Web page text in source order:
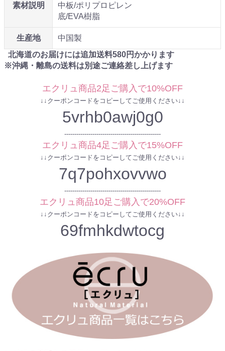
素材説明
中板/ポリプロピレン
底/EVA樹脂
生産地
中国製
北海道のお届けには追加送料580円かかります
※沖縄・離島の送料は別途ご連絡差し上げます
エクリュ商品2足ご購入で10%OFF
↓↓クーポンコードをコピーしてご使用ください↓↓
5vrhb0awj0g0
------------------------------------------------
エクリュ商品4足ご購入で15%OFF
↓↓クーポンコードをコピーしてご使用ください↓↓
7q7pohxovvwo
------------------------------------------------
エクリュ商品10足ご購入で20%OFF
↓↓クーポンコードをコピーしてご使用ください↓↓
69fmhkdwtocg